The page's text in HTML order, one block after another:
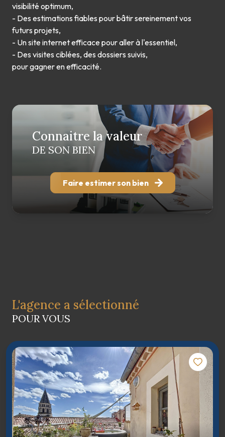
Connaitre la valeur
DE SON BIEN
Faire estimer son bien
visibilité optimum,
- Des estimations fiables pour bâtir sereinement vos
futurs projets,
- Un site internet efficace pour aller à l'essentiel,
- Des visites ciblées, des dossiers suivis,
pour gagner en efficacité.
L'agence a sélectionné
POUR VOUS